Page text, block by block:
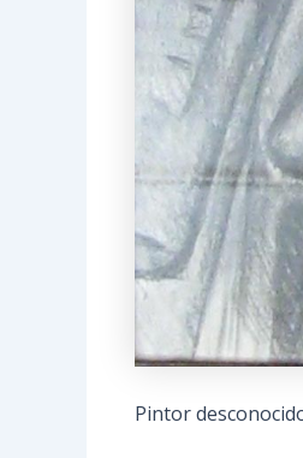
Pintor